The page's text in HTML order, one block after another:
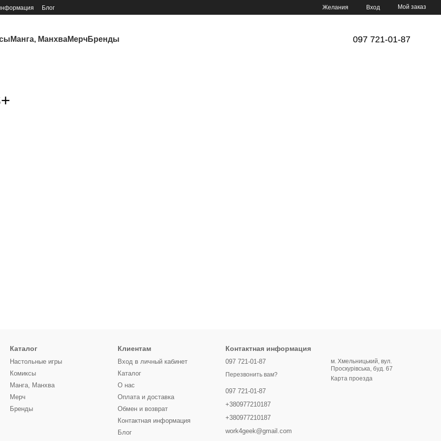
Блог Желания Вход Мой заказ
Манга, МанхваМерчБренды 097 721-01-87
Каталог
Настольные игры
Комиксы
Манга, Манхва
Мерч
Бренды
Клиентам
Вход в личный кабинет
Каталог
О нас
Оплата и доставка
Обмен и возврат
Контактная информация
Блог
Контактная информация
097 721-01-87
Перезвонить вам?
097 721-01-87
+380977210187
+380977210187
work4geek@gmail.com
м. Хмельницький, вул.
Проскурівська, буд. 67
Карта проезда